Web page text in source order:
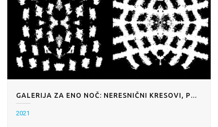
GALERIJA ZA ENO NOČ: NERESNIČNI KRESOVI, PARK MAO, LJUBLJANA
2021